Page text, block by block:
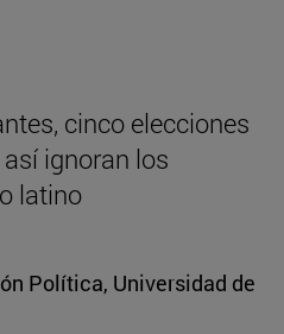
cinco elecciones
ignoran los
latino
Política, Universidad de